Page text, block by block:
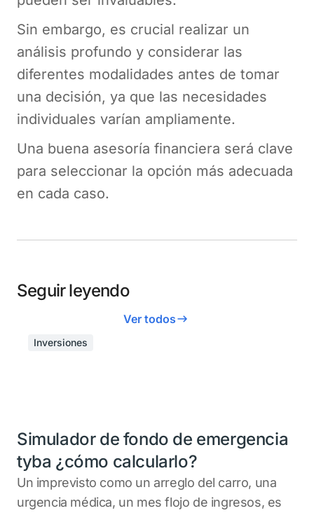
Sin embargo, es crucial realizar un
análisis profundo y considerar las
diferentes modalidades antes de tomar
una decisión, ya que las necesidades
individuales varían ampliamente.
Una buena asesoría financiera será clave
para seleccionar la opción más adecuada
en cada caso.
Seguir leyendo
Ver todos
Inversiones
Simulador de fondo de emergencia
tyba ¿cómo calcularlo?
Un imprevisto como un arreglo del carro, una
urgencia médica, un mes flojo de ingresos, es